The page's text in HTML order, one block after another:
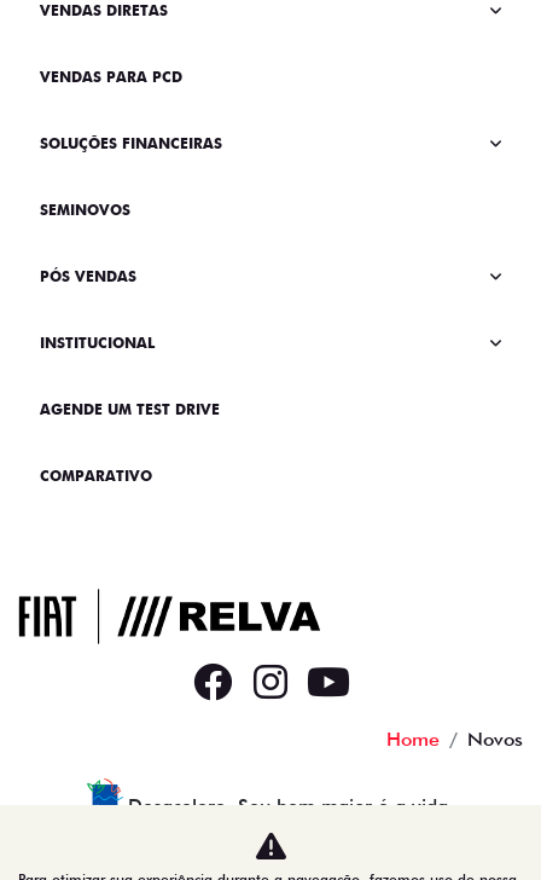
VENDAS DIRETAS
VENDAS PARA PCD
SOLUÇÕES FINANCEIRAS
SEMINOVOS
PÓS VENDAS
INSTITUCIONAL
AGENDE UM TEST DRIVE
COMPARATIVO
Home Novos
Desacelere. Seu bem maior é a vida.